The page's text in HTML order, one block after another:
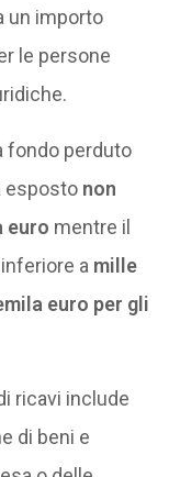
un importo
le persone
fondo perduto
esposto non
euro mentre il
a mille
euro per gli
ricavi include
di beni e